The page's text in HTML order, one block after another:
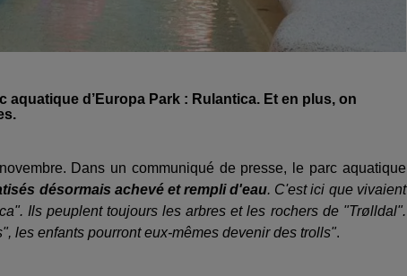
d’Europa Park : Rulantica. Et en plus, on
Dans un communiqué de presse, le parc aquatique
désormais achevé et rempli d'eau. C'est ici que vivaient
Ils peuplent toujours les arbres et les rochers de "Trølldal".
les enfants pourront eux-mêmes devenir des trolls".